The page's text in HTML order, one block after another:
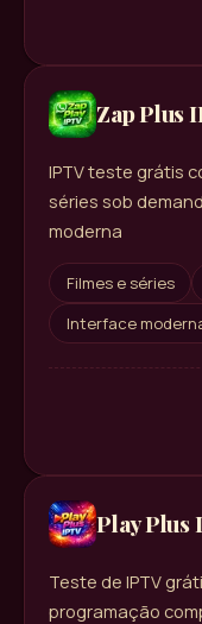
Zap Plus
IPTV teste grátis
séries sob
moderna
Filmes e séries
Interface
Play Plus
Teste de IPTV
programação